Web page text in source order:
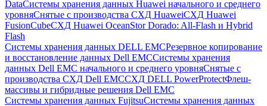
DataСистемы хранения данных Huawei начального и среднего
уровняСнятые с производства СХД HuaweiСХД Huawei
FusionCubeСХД Huawei OceanStor Dorado: All-Flash и Hybrid
Flash
Системы хранения данных DELL EMCРезервное копирование
и восстановление данных Dell EMCСистемы хранения
данных Dell EMC начального и среднего уровняСнятые с
производства СХД Dell EMCСХД DELL PowerProtectФлеш-
массивы и гибридные решения Dell EMC
Системы хранения данных FujitsuСистемы хранения данных